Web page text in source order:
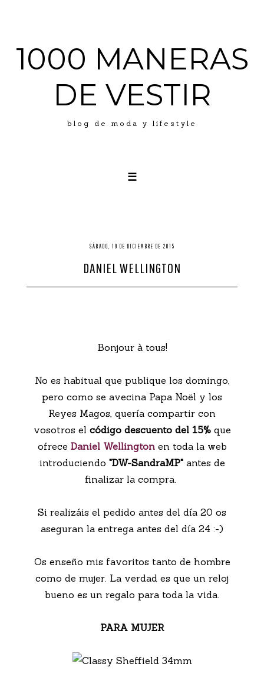
1000 MANERAS
DE VESTIR
blog de moda y lifestyle
☰
PRESS
CONTACTO
SÁBADO, 19 DE DICIEMBRE DE 2015
DANIEL WELLINGTON
Bonjour à tous!
No es habitual que publique los domingo,
pero como se avecina Papa Noël y los
Reyes Magos, quería compartir con
vosotros el código descuento del 15%que
ofrece Daniel Wellingtonen toda la web
introduciendo "DW-SandraMP"antes de
finalizar la compra.
Si realizáis el pedido antes del día 20 os
aseguran la entrega antes del día 24 :-)
Os enseño mis favoritos tanto de hombre
como de mujer. La verdad es que un reloj
bueno es un regalo para toda la vida.
PARA MUJER